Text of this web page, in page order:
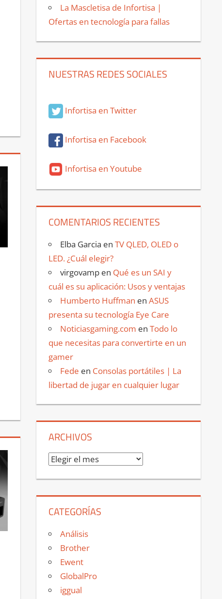
La Mascletisa de Infortisa |
Ofertas en tecnología para fallas
NUESTRAS REDES SOCIALES
Infortisa en Twitter
Infortisa en Facebook
Infortisa en Youtube
COMENTARIOS RECIENTES
Elba Garcia enTV QLED, OLED o
LED. ¿Cuál elegir?
virgovamp en Qué es un SAI y
cuál es su aplicación: Usos y ventajas
Humberto Huffman enASUS
presenta su tecnología Eye Care
Noticiasgaming.com enTodo lo
que necesitas para convertirte en un
gamer
Fede en Consolas portátiles | La
libertad de jugar en cualquier lugar
ARCHIVOS
Archivos
CATEGORÍAS
Análisis
Brother
Ewent
GlobalPro
iggual